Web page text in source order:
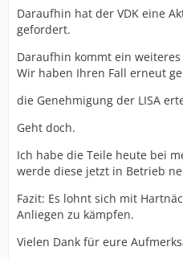
Daraufhin hat der VDK eine
gefordert.
Daraufhin kommt ein
Wir haben Ihren Fall erneut
die Genehmigung der LISA
Geht doch.
Ich habe die Teile heute bei
werde diese jetzt in Betrieb
Fazit: Es lohnt sich mit
Anliegen zu kämpfen.
Vielen Dank für eure